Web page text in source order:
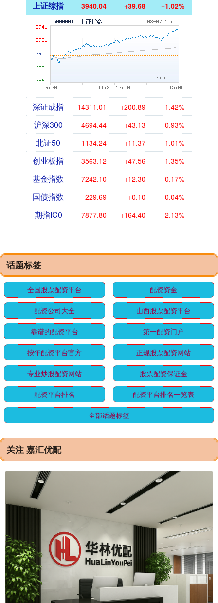
上证综指 3940.04 +39.68 +1.02%
深证成指 14311.01 +200.89 +1.42%
沪深300 4694.44 +43.13 +0.93%
北证50 1134.24 +11.37 +1.01%
创业板指 3563.12 +47.56 +1.35%
基金指数 7242.10 +12.30 +0.17%
国债指数 229.69 +0.10 +0.04%
期指IC0 7877.80 +164.40 +2.13%
话题标签
全国股票配资平台 配资资金
配资公司大全 山西股票配资平台
靠谱的配资平台 第一配资门户
按年配资平台官方 正规股票配资网站
专业炒股配资网站 股票配资保证金
配资平台排名 配资平台排名一览表
全部话题标签
关注 嘉汇优配